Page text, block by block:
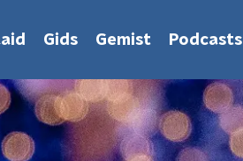
Gids Gemist Podcasts